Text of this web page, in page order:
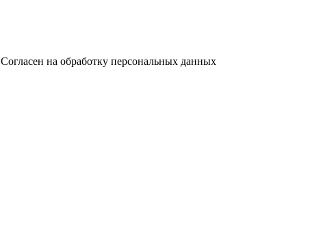
Согласен на обработку персональных данных